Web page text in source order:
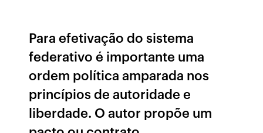
Para efetivação do sistema
federativo é importante uma
ordem política amparada nos
princípios de autoridade e
liberdade. O autor propõe um